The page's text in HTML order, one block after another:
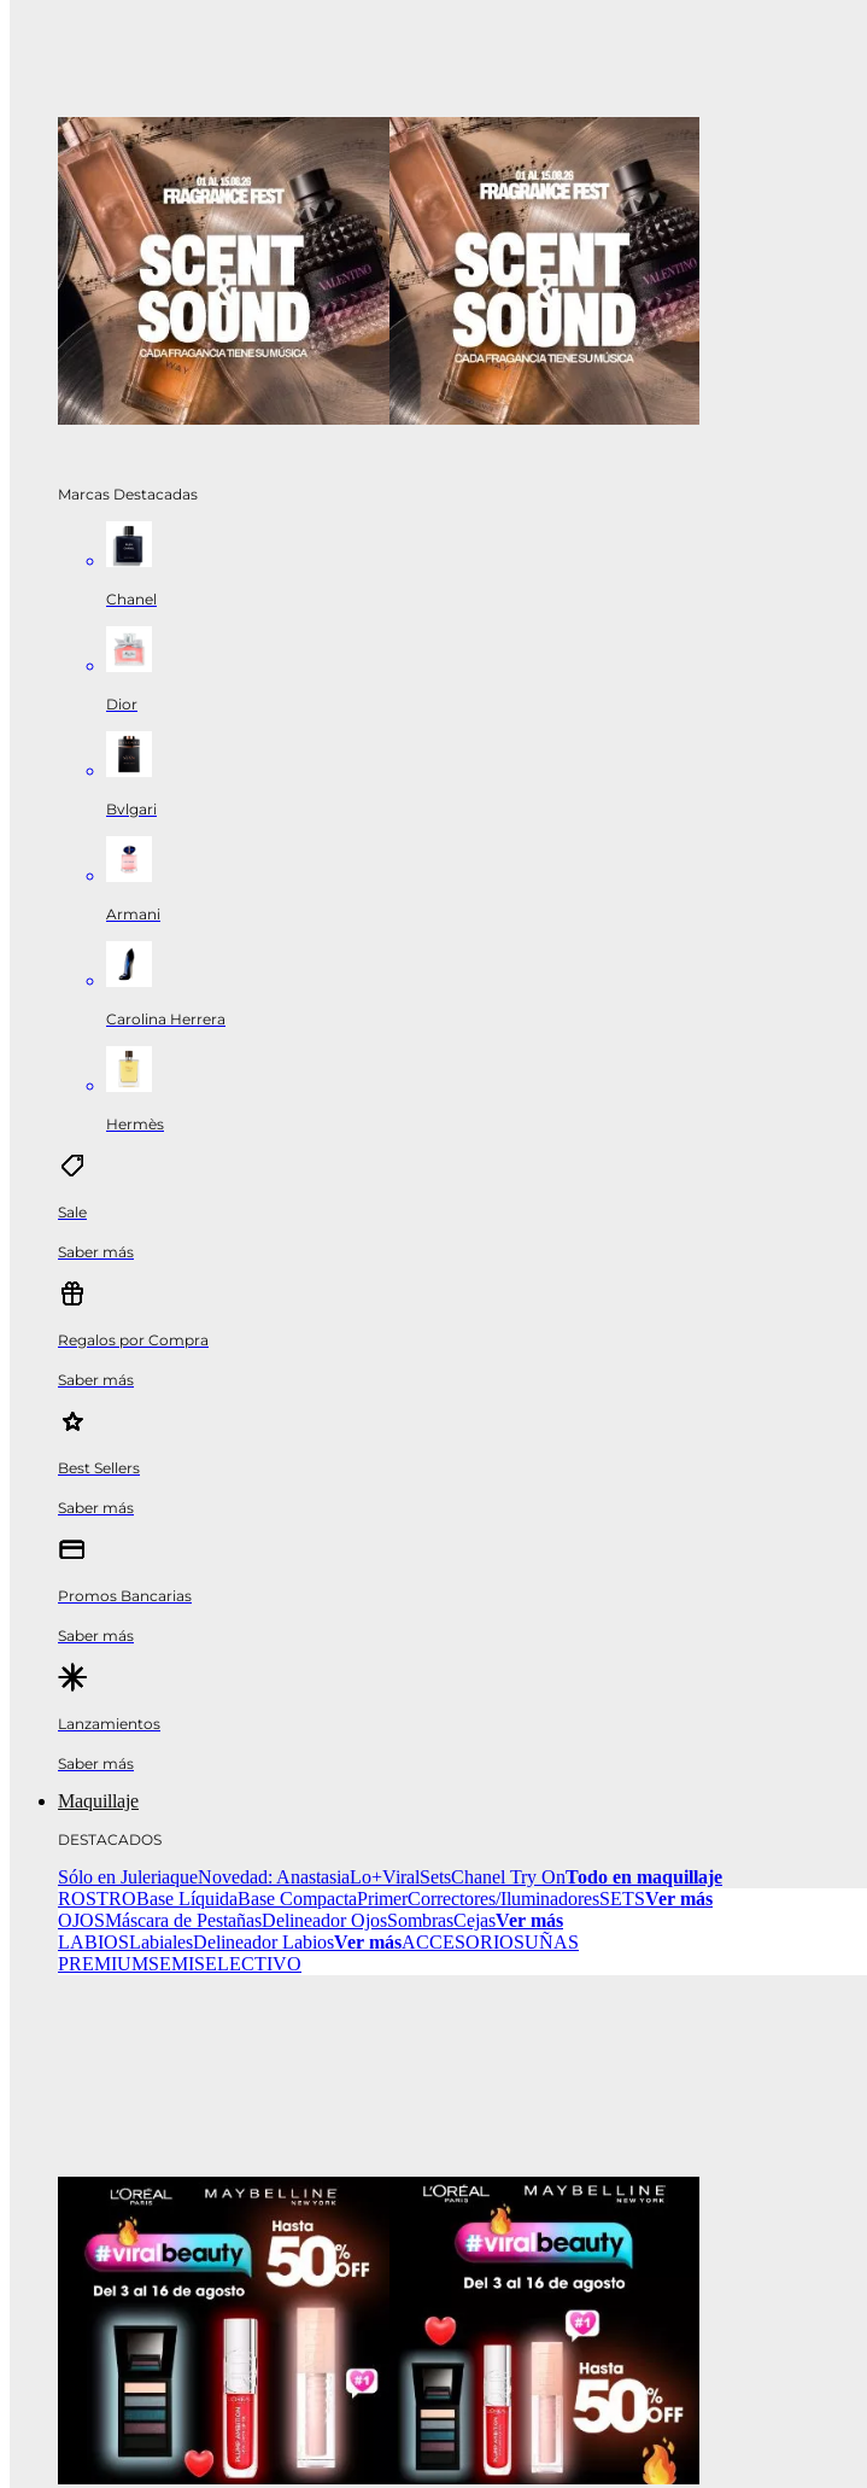
Marcas Destacadas
Chanel
Dior
Bvlgari
Armani
Carolina Herrera
Hermès
Sale
Saber más
Regalos por Compra
Saber más
Best Sellers
Saber más
Promos Bancarias
Saber más
Lanzamientos
Saber más
Maquillaje
DESTACADOS
Sólo en JuleriaqueNovedad: AnastasiaLo+ViralSetsChanel Try OnTodo en maquillaje
ROSTROBase LíquidaBase CompactaPrimerCorrectores/IluminadoresSETSVer más
OJOSMáscara de PestañasDelineador OjosSombrasCejasVer más
LABIOSLabialesDelineador LabiosVer másACCESORIOSUÑAS
PREMIUMSEMISELECTIVO